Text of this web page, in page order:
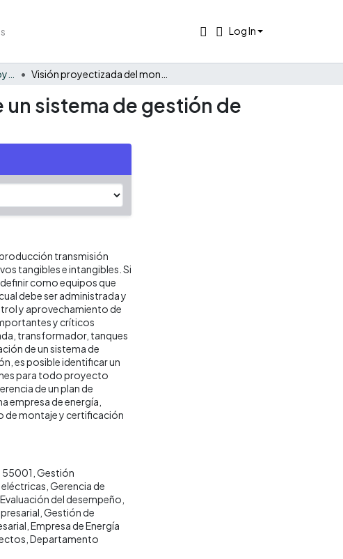
Log In
sistema de gestión de
transmisión
tangibles e intangibles. Si
como equipos que
debe ser administrada y
y aprovechamiento de
y críticos
transformador, tanques
de un sistema de
es posible identificar un
para todo proyecto
de un plan de
empresa de energía,
de montaje y certificación
55001 Gestión
Gerencia de
Evaluación del desempeño
Gestión de
Empresa de Energía
Departamento